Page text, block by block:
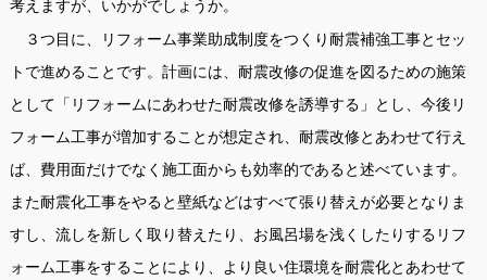
考えますが、いかがでしょうか。
３つ目に、リフォーム事業助成制度をつくり耐震補強工事とセッ
トで進めることです。計画には、耐震改修の促進を図るための施策
として「リフォームにあわせた耐震改修を誘導する」とし、今後リ
フォーム工事が増加することが想定され、耐震改修とあわせて行え
ば、費用面だけでなく施工面からも効率的であると述べています。
また耐震化工事をやると壁紙などはすべて張り替えが必要となりま
すし、流しを新しく取り替えたり、お風呂場を浅くしたりするリフ
ォーム工事をすることにより、より良い住環境を耐震化とあわせて